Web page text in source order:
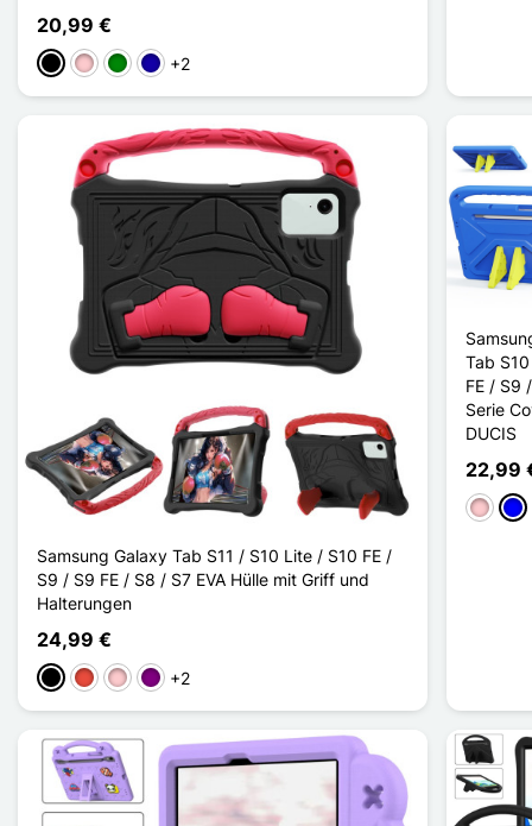
20,99 €
Schwarz
PinkGrünDunkelblau
+2
Samsung Galaxy Tab S11 / S10 Lite / S10 FE /
S9 / S9 FE / S8 / S7 EVA Hülle mit Griff und
Halterungen
24,99 €
Schwarz
Rot PinkViolett
+2
Tab
FE / S9
Serie
DUCIS
22,99
Pink